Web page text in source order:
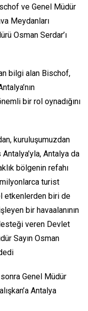
ve Genel Müdür
Meydanları
Osman Serdar’ı
bilgi alan Bischof,
bir rol oynadığını
kuruluşumuzdan
Antalya da
bölgenin refahı
turist
etkenlerden biri de
bir havaalanının
veren Devlet
Sayın Osman
Genel Müdür
Antalya